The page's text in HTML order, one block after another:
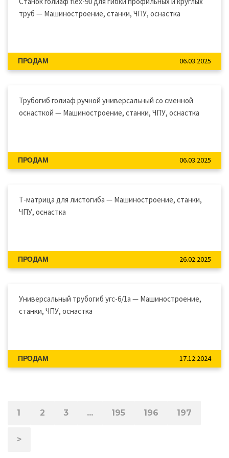
труб — Машиностроение, станки, ЧПУ, оснастка
ПРОДАМ 06.03.2025
Трубогиб голиаф ручной универсальный со сменной
оснасткой — Машиностроение, станки, ЧПУ, оснастка
ПРОДАМ 06.03.2025
Т-матрица для листогиба — Машиностроение, станки,
ЧПУ, оснастка
ПРОДАМ 26.02.2025
Универсальный трубогиб угс-6/1а — Машиностроение,
станки, ЧПУ, оснастка
ПРОДАМ 17.12.2024
1 2 3 ... 195 196 197
>